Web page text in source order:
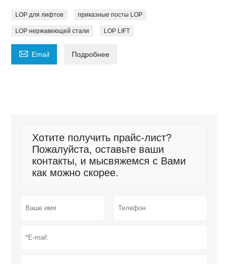
LOP для лифтов приказные посты LOP
LOP нержавеющей стали LOP LIFT
 Email Подробнее
Хотите получить прайс-лист?
Пожалуйста, оставьте ваши
контакты, и мысвяжемся с Вами
как можно скорее.